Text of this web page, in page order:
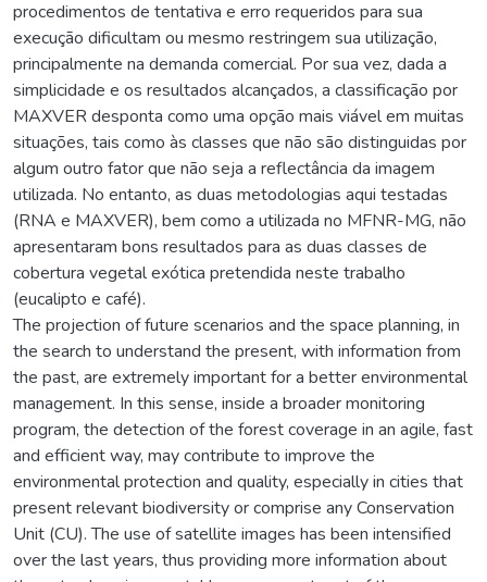
procedimentos de tentativa e erro requeridos para sua
execução dificultam ou mesmo restringem sua utilização,
principalmente na demanda comercial. Por sua vez, dada a
simplicidade e os resultados alcançados, a classificação por
MAXVER desponta como uma opção mais viável em muitas
situações, tais como às classes que não são distinguidas por
algum outro fator que não seja a reflectância da imagem
utilizada. No entanto, as duas metodologias aqui testadas
(RNA e MAXVER), bem como a utilizada no MFNR-MG, não
apresentaram bons resultados para as duas classes de
cobertura vegetal exótica pretendida neste trabalho
(eucalipto e café).
The projection of future scenarios and the space planning, in
the search to understand the present, with information from
the past, are extremely important for a better environmental
management. In this sense, inside a broader monitoring
program, the detection of the forest coverage in an agile, fast
and efficient way, may contribute to improve the
environmental protection and quality, especially in cities that
present relevant biodiversity or comprise any Conservation
Unit (CU). The use of satellite images has been intensified
over the last years, thus providing more information about